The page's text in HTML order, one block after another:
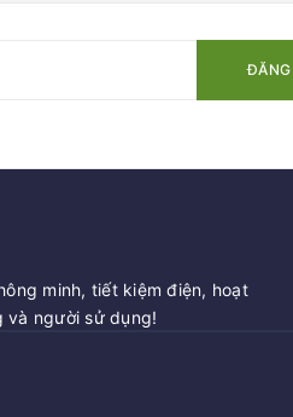
ĐĂNG
minh, tiết kiệm điện, hoạt
và người sử dụng!